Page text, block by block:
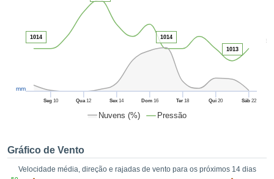
botão
todos os
no
como
um perfil
CONFIGURAÇÕES
Nuvens (%) Pressão
50
Seg10 Qua12 Sex 14 Dom16 Ter 18 Qui 20 Sáb22
mm
1014
1014
1013
Gráfico de Vento
Velocidade média, direção e rajadas de vento para os próximos 14 dias